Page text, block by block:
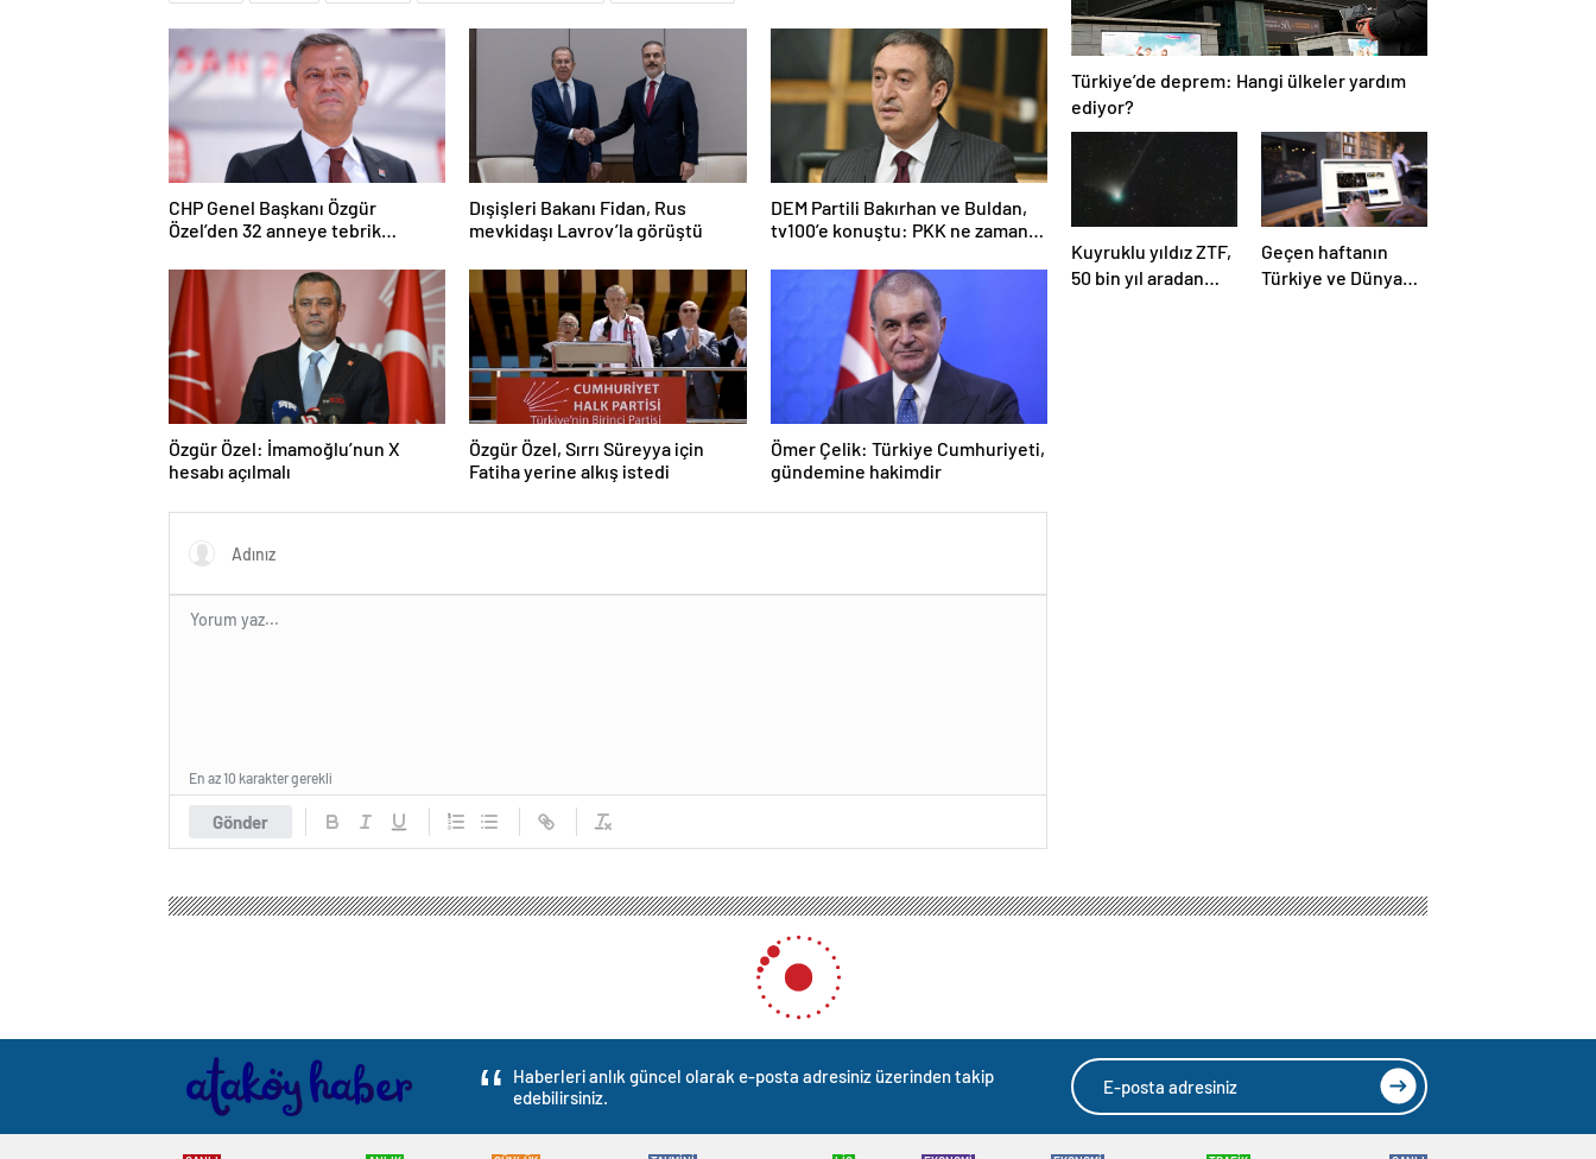
CHP Genel Başkanı Özgür
Özel’den 32 anneye tebrik
Dışişleri Bakanı Fidan, Rus
mevkidaşı Lavrov’la görüştü
DEM Partili Bakırhan ve Buldan,
tv100’e konuştu: PKK ne zaman
Özgür Özel: İmamoğlu’nun X
hesabı açılmalı
Özgür Özel, Sırrı Süreyya için
Fatiha yerine alkış istedi
Ömer Çelik: Türkiye Cumhuriyeti,
gündemine hakimdir
Gönder
En az 10 karakter gerekli
Türkiye’de deprem: Hangi ülkeler yardım
ediyor?
Kuyruklu yıldız ZTF,
50 bin yıl aradan
Geçen haftanın
Türkiye ve Dünya
Haberleri anlık güncel olarak e-posta adresiniz üzerinden takip
edebilirsiniz.